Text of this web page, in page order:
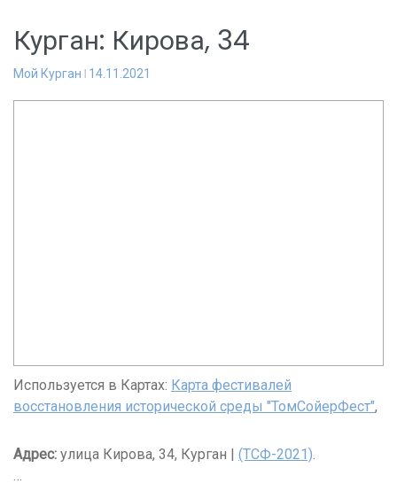
Курган: Кирова, 34
Мой Курган 14.11.2021
Используется в Картах: Карта фестивалей
восстановления исторической среды "ТомСойерФест",
Адрес: улица Кирова, 34, Курган | (ТСФ-2021).
…